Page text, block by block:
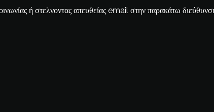
ή στελνοντας απευθείας email στην παρακάτω